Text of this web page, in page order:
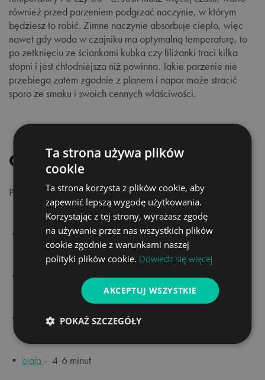
również przed parzeniem podgrzać naczynie, w którym
będziesz to robić. Zimne naczynie absorbuje ciepło, więc
nawet gdy woda w czajniku ma optymalną temperaturę, to
po zetknięciu ze ściankami kubka czy filiżanki traci kilka
stopni i jest chłodniejsza niż powinna. Takie parzenie nie
przebiega zatem zgodnie z planem i napar może stracić
sporo ze smaku i swoich cennych właściwości.
Czas parzenia
Podstawowe zasady na temat parzenia herbaty mówią:
• czarna– 3 minuty
• Oolong– 2-4 minuty
• zielona– 1-3 minuty
• biała – 4-6 minut
Ta strona używa plików
cookie
Ta strona korzysta z plików cookie, aby
zapewnić lepszą wygodę użytkowania.
Korzystając z tej strony, wyrażasz zgodę
na używanie przez nas wszystkich plików
cookie zgodnie z warunkami naszej
polityki plików cookie. Dowiedz się więcej
AKCEPTUJ WSZYSTKIE
POKAŻ SZCZEGÓŁY